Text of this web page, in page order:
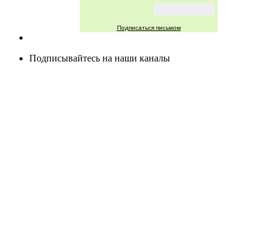
Подписаться письмом
Подписывайтесь на наши каналы